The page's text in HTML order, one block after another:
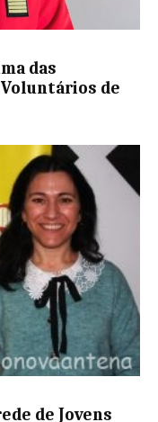
das
de
de Jovens